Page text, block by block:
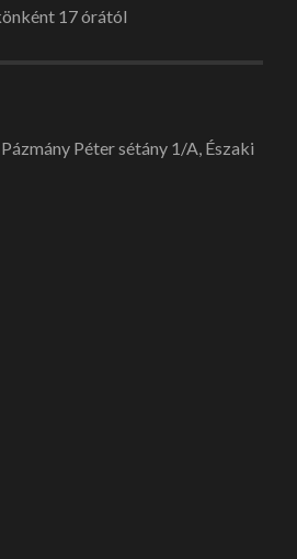
17 órától
Péter sétány 1/A, Északi